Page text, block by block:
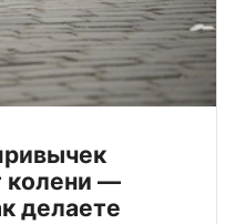
колени —
делаете